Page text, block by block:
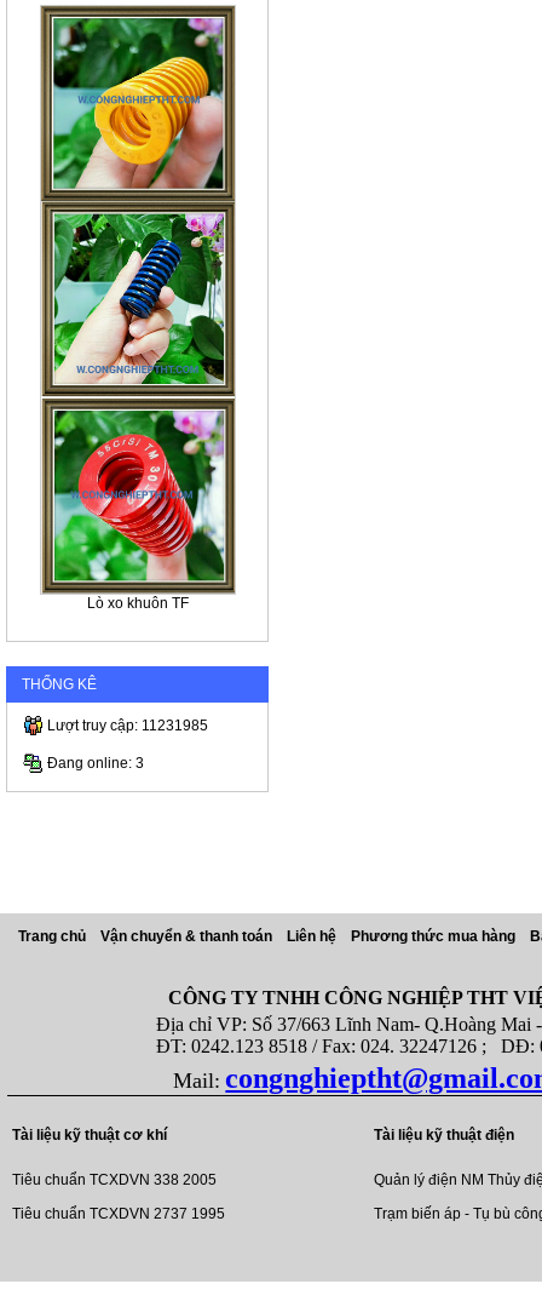
Lò xo khuôn TF
THỐNG KÊ
Lượt truy cập: 11231985
Đang online: 3
Trang chủ Vận chuyển & thanh toán Liên hệ Phương thức mua hàng
CÔNG TY TNHH CÔNG NGHIỆP THT
Địa chỉ VP: Số 37/663 Lĩnh Nam- Q.Hoàng Mai -
ĐT: 0242.123 8518 / Fax: 024. 32247126 ; DĐ:
Mail:
Tài liệu kỹ thuật cơ khí
Tiêu chuẩn TCXDVN 338 2005
Tiêu chuẩn TCXDVN 2737 1995
Tài liệu kỹ thuật điện
Quản lý điện NM Thủy
Trạm biến áp - Tụ bù